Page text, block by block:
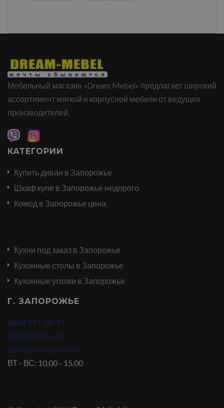
Мебельный магазин «Dream Mebel» предлагает широкий
ассортимент мягкой и корпусной мебели от ведущих
производителей.
КАТЕГОРИИ
Купить диван в Запорожье
Шкаф купе в Запорожье недорого
Комод в Запорожье цена
Кухни под заказ в Запорожье
Кухонные столы в Запорожье
Кухонные уголки в Запорожье
Г. ЗАПОРОЖЬЕ
(066) 121-06-15
(068) 447-13-04
dreammebel@ukr.net
ВТ - ВС: 10.00 - 15.00